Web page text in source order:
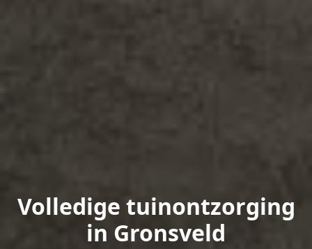
Volledige tuinontzorging
in Gronsveld